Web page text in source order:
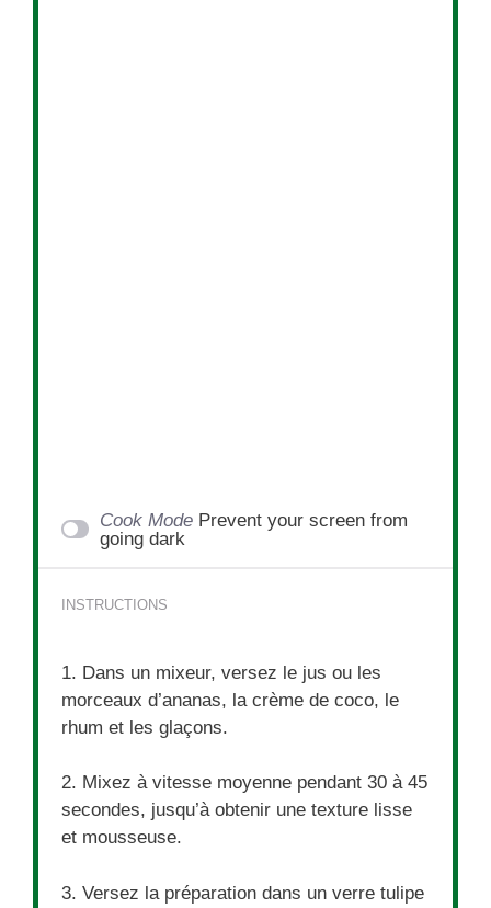
Cook Mode Prevent your screen from
going dark
INSTRUCTIONS
1. Dans un mixeur, versez le jus ou les
morceaux d’ananas, la crème de coco, le
rhum et les glaçons.
2. Mixez à vitesse moyenne pendant 30 à 45
secondes, jusqu’à obtenir une texture lisse
et mousseuse.
3. Versez la préparation dans un verre tulipe